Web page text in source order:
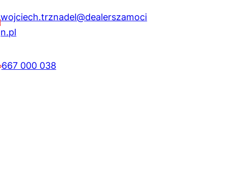
wojciech.trznadel@dealerszamoci
n.pl
667 000 038